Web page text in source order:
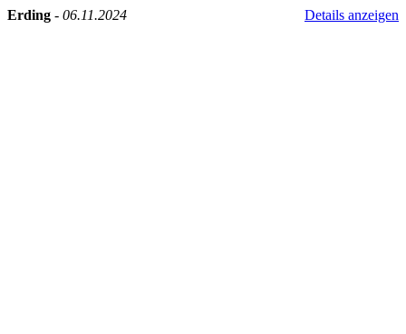
Erding - 06.11.2024 Details anzeigen